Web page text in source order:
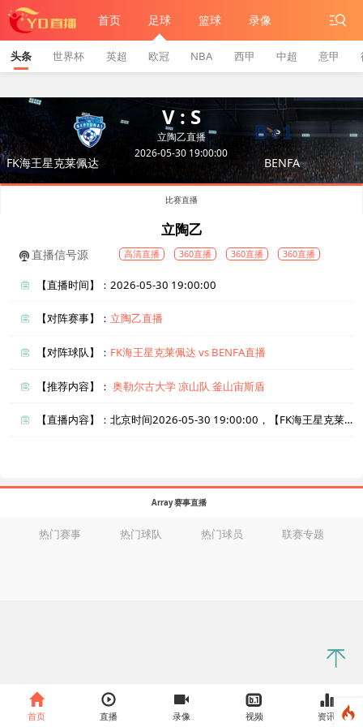
首页 足球 篮球 录像
头条 世界杯 英超 欧冠 NBA 西甲 中超 意甲
FK海王星克莱佩达
V : S
立陶乙直播
2026-05-30 19:00:00
BENFA
比赛直播
立陶乙
直播信号源 高清直播 360直播 360直播 360直播
【直播时间】：2026-05-30 19:00:00
【对阵赛事】： 立陶乙直播
【对阵球队】： FK海王星克莱佩达 vs BENFA直播
【推荐内容】：奥勒尔古大学凉山队 釜山宙斯盾
【直播内容】：北京时间2026-05-30 19:00:00，【FK海王星克莱佩达vsBENFA】直播准时在线播放，喜欢看比赛的朋友可以提前收藏本页面以免错过直播。盈点直播网_足球直播还为您在本页面索引了相关直播、FK海王星克莱佩达直播、BENFA直播的近期比赛列表以及两队历史交锋、两队赛程。
Array 赛事直播
首页 直播 录像 视频 资讯
热门赛事 热门球队 热门球员 联赛专题